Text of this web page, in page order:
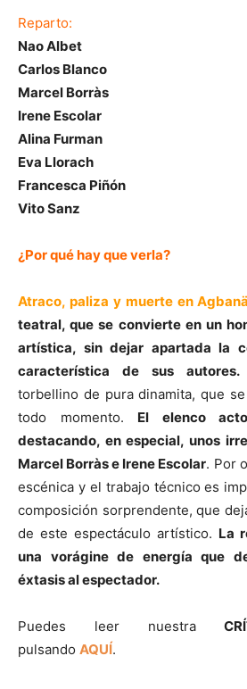
Reparto:
Nao Albet
Carlos Blanco
Marcel Borràs
Irene Escolar
Alina Furman
Eva Llorach
Francesca Piñón
Vito Sanz
¿Por qué hay que verla?
Atraco, paliza y muerte en
teatral, que se convierte en un
artística, sin dejar apartada la
característica de sus autores.
torbellino de pura dinamita, que
todo momento. El elenco
destacando, en especial, unos
Marcel Borràs e Irene Escolar. Por
escénica y el trabajo técnico es
composición sorprendente, que
de este espectáculo artístico. La
una vorágine de energía que
éxtasis al espectador.
Puedes leer nuestra
pulsando AQUÍ.